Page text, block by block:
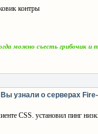
контры
можно съесть грибочик и
Вы узнали о серверах
CSS. установил пинг